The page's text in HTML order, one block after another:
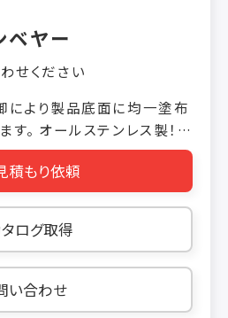
す。（焦点のズレによる
脂ベ
です。 また、ベルトにワ
とで、さらに高精度な位置
る劣化
やプレス部品の搬送に最
。（耐熱特殊材を使用する
用が可能です。） 8.蛇行
することで蛇行調整が容易
電子線など、さまざまな殺
スチールベルトは劣化が
ベヤー
せください
より製品底面に均一塗布
。 オールステンレス製！
ン、特殊仕様でも短納期を
跳ね上げ式でベルト交換は
ームでサイドのはみ出しが
ダーメイド対応という当社
タマイズ性の高いユーザ
ンベヤーをご提供します。
600～40000 ベルト幅
積もり依頼
ログ取得
い合わせ